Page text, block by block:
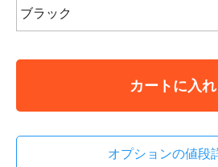
カートに入
オプションの値段